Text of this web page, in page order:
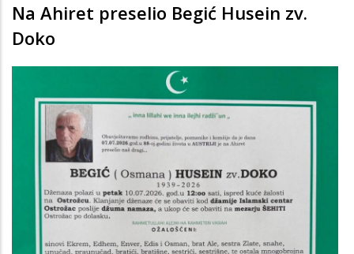
Na Ahiret preselio Begić Husein zv.
Doko